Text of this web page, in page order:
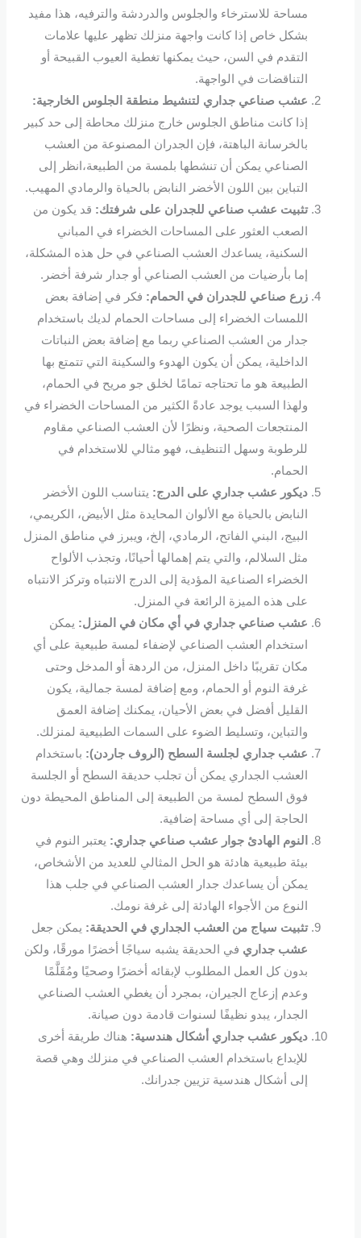
مساحة للاسترخاء والجلوس والدردشة والترفيه، هذا مفيد
بشكل خاص إذا كانت واجهة منزلك تظهر عليها علامات
التقدم في السن، حيث يمكنها تغطية العيوب القبيحة أو
التناقضات في الواجهة.
عشب صناعي جداريلتنشيط منطقة الجلوس الخارجية:
إذا كانت مناطق الجلوس خارج منزلك محاطة إلى حد كبير
بالخرسانة الباهتة، فإن الجدران المصنوعة من العشب
الصناعي يمكن أن تنشطها بلمسة من الطبيعة،انظر إلى
التباين بين اللون الأخضر النابض بالحياة والرمادي المهيب.
تثبيتعشب صناعي للجدرانعلى شرفتك:قد يكون من
الصعب العثور على المساحات الخضراء في المباني
السكنية، يساعدك العشب الصناعي في حل هذه المشكلة،
إما بأرضيات من العشب الصناعي أو جدار شرفة أخضر.
زرع صناعي للجدران في الحمام:فكر في إضافة بعض
اللمسات الخضراء إلى مساحات الحمام لديك باستخدام
جدار من العشب الصناعي ربما مع إضافة بعض النباتات
الداخلية، يمكن أن يكون الهدوء والسكينة التي تتمتع بها
الطبيعة هو ما تحتاجه تمامًا لخلق جو مريح في الحمام،
ولهذا السبب يوجد عادةً الكثير من المساحات الخضراء في
المنتجعات الصحية، ونظرًا لأن العشب الصناعي مقاوم
للرطوبة وسهل التنظيف، فهو مثالي للاستخدام في
الحمام.
ديكور عشب جداريعلى الدرج:يتناسب اللون الأخضر
النابض بالحياة مع الألوان المحايدة مثل الأبيض، الكريمي،
البيج، البني الفاتح، الرمادي، إلخ، ويبرز في مناطق المنزل
مثل السلالم، والتي يتم إهمالها أحيانًا، وتجذب الألواح
الخضراء الصناعية المؤدية إلى الدرج الانتباه وتركز الانتباه
على هذه الميزة الرائعة في المنزل.
عشب صناعي جداريفي أي مكان في المنزل:يمكن
استخدام العشب الصناعي لإضفاء لمسة طبيعية على أي
مكان تقريبًا داخل المنزل، من الردهة أو المدخل وحتى
غرفة النوم أو الحمام، ومع إضافة لمسة جمالية، يكون
القليل أفضل في بعض الأحيان، يمكنك إضافة العمق
والتباين، وتسليط الضوء على السمات الطبيعية لمنزلك.
عشب جداري لجلسة السطح (الروف جاردن):باستخدام
العشب الجداري يمكن أن تجلب حديقة السطح أو الجلسة
فوق السطح لمسة من الطبيعة إلى المناطق المحيطة دون
الحاجة إلى أي مساحة إضافية.
النوم الهادئ جوار عشب صناعي جداري:يعتبر النوم في
بيئة طبيعية هادئة هو الحل المثالي للعديد من الأشخاص،
يمكن أن يساعدك جدار العشب الصناعي في جلب هذا
النوع من الأجواء الهادئة إلى غرفة نومك.
تثبيت سياج من العشب الجداري في الحديقة:يمكن جعل
عشب جداريفي الحديقة يشبه سياجًا أخضرًا مورقًا، ولكن
بدون كل العمل المطلوب لإبقائه أخضرًا وصحيًا ومُقَلَّمًا
وعدم إزعاج الجيران، بمجرد أن يغطي العشب الصناعي
الجدار، يبدو نظيفًا لسنوات قادمة دون صيانة.
ديكور عشب جداري أشكال هندسية:هناك طريقة أخرى
للإبداع باستخدام العشب الصناعي في منزلك وهي قصة
إلى أشكال هندسية تزيين جدرانك.